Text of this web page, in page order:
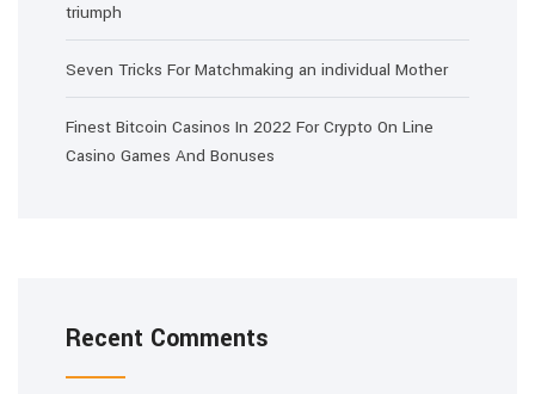
triumph
Seven Tricks For Matchmaking an individual Mother
Finest Bitcoin Casinos In 2022 For Crypto On Line
Casino Games And Bonuses
Recent Comments